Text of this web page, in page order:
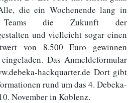
die ein Wochenende lang in
Teams die Zukunft der
und vielleicht sogar einen
von 8.500 Euro gewinnen
Das Anmeldeformular
hackquarter.de Dort gibt
rund um das 4. Debeka-
November in Koblenz.